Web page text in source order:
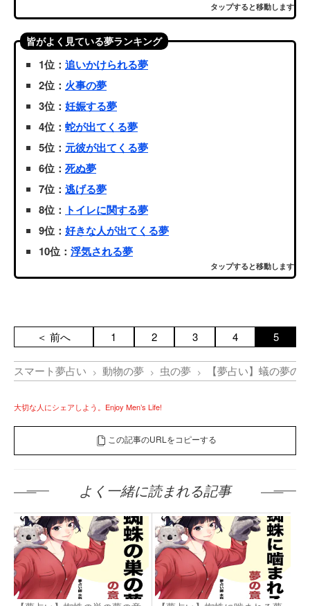
タップすると移動します
皆がよく見ている夢ランキング
1位： 追いかけられる夢
2位： 火事の夢
3位： 妊娠する夢
4位： 蛇が出てくる夢
5位： 元彼が出てくる夢
6位： 死ぬ夢
7位： 逃げる夢
8位： トイレに関する夢
9位： 好きな人が出てくる夢
10位： 浮気される夢
タップすると移動します
＜ 前へ 1 2 3 4 5
スマート夢占い 動物の夢 虫の夢 【夢占い】蟻の夢の
大切な人にシェアしよう。Enjoy Men’s Life!
この記事のURLをコピーする
よく一緒に読まれる記事